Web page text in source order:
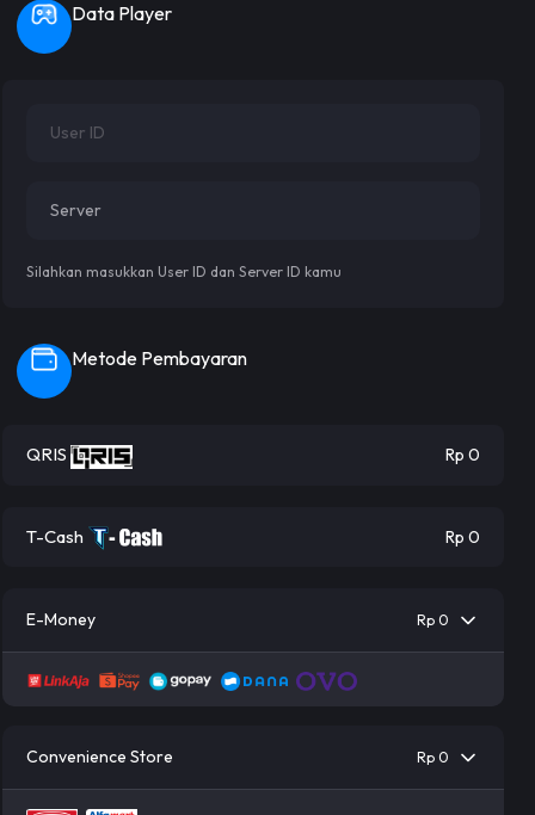
Data Player
Silahkan masukkan User ID dan Server ID kamu
Metode Pembayaran
QRIS Rp 0
T-Cash Rp 0
E-Money Rp 0
Convenience Store Rp 0